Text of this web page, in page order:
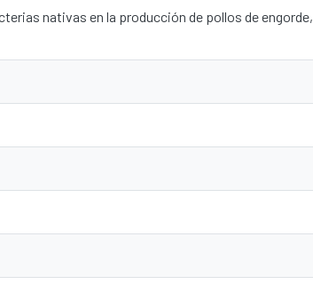
nativas en la producción de pollos de engorde,